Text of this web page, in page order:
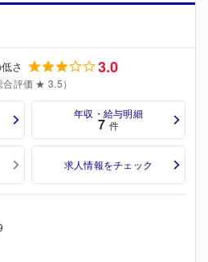
さ 3.0
合評価 ★ 3.5）
年収・給与明細
7 件
求人情報をチェック